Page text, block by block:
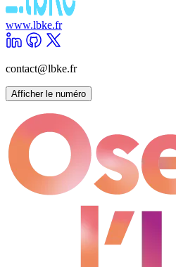
www.lbke.fr
contact@lbke.fr
Afficher le numéro